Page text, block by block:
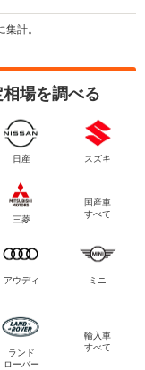
計。
場を調べる
日産 スズキ
三菱
国産車
すべて
アウディ ミニ
ランド
ローバー
輸入車
すべて